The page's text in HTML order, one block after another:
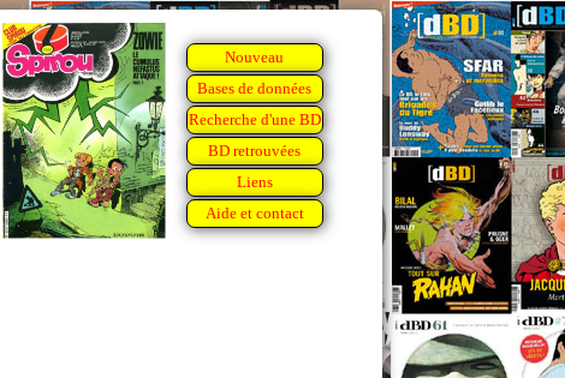
Nouveau
Bases de données
Recherche d'une BD
BD retrouvées
Liens
Aide et contact